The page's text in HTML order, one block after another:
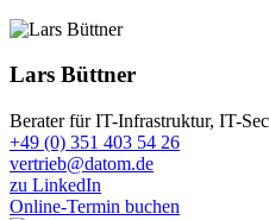
Lars Büttner
Berater für IT-Infrastruktur, IT-
+49 (0) 351 403 54 26
vertrieb@datom.de
zu LinkedIn
Online-Termin buchen